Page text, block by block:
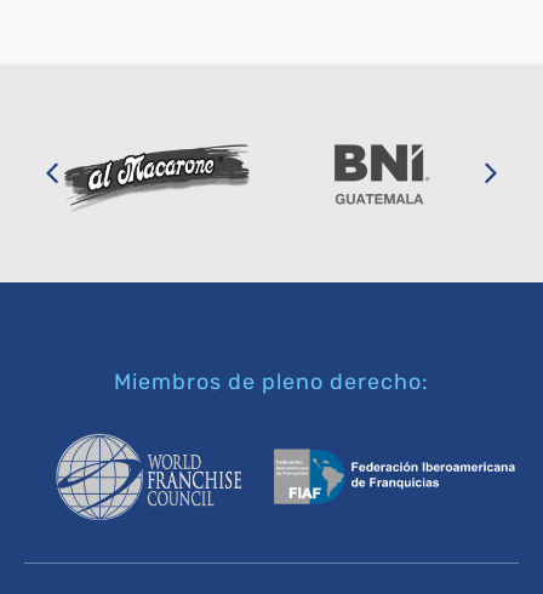
Miembros de pleno derecho: